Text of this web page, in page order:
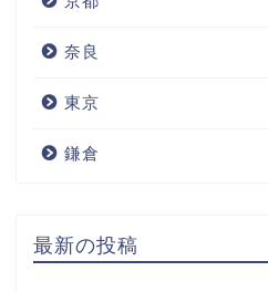
奈良
東京
鎌倉
最新の投稿